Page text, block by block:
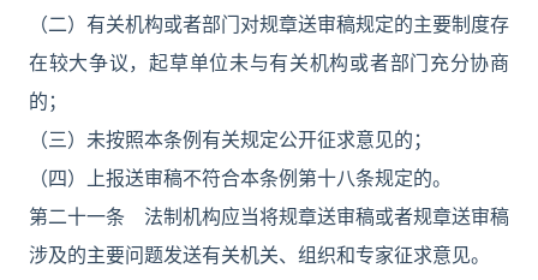
（二）有关机构或者部门对规章送审稿规定的主要制度存
在较大争议，起草单位未与有关机构或者部门充分协商
的；
（三）未按照本条例有关规定公开征求意见的；
（四）上报送审稿不符合本条例第十八条规定的。
第二十一条 法制机构应当将规章送审稿或者规章送审稿
涉及的主要问题发送有关机关、组织和专家征求意见。